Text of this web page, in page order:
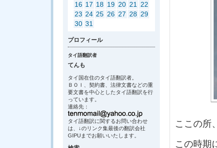
ここの所
この時期
16 17 18 19 20 21
22
23 24 25 26 27 28 29
30 31
プロフィール
タイ語翻訳者
てんも
タイ国在住のタイ語翻訳者。
ＢＯＩ、契約書、法律文書などの重
要文書を中心としたタイ語翻訳を行
っています。
連絡先：
タイ語翻訳に関するお問い合わせ
は、↓のリンク集最後の翻訳会社
GIPUまでお願いいたします。